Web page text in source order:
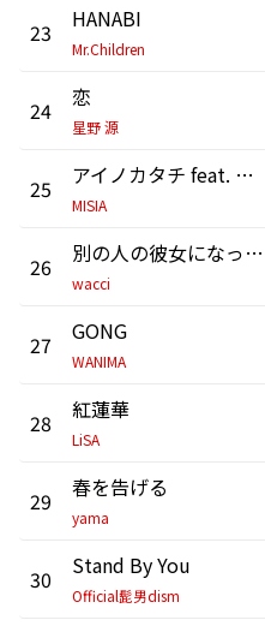
23 HANABI
Mr.Children
24 恋
星野 源
25 アイノカタチ feat. HIDE (GReeeeN)
MISIA
26 別の人の彼女になったよ
wacci
27 GONG
WANIMA
28 紅蓮華
LiSA
29 春を告げる
yama
30 Stand By You
Official髭男dism